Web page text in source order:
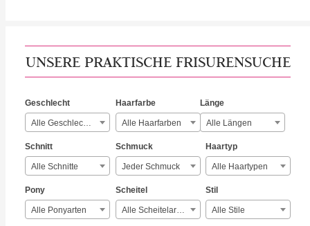
UNSERE PRAKTISCHE FRISURENSUCHE
Geschlecht
Alle Geschlechter
Haarfarbe
Alle Haarfarben
Länge
Alle Längen
Schnitt
Alle Schnitte
Schmuck
Jeder Schmuck
Haartyp
Alle Haartypen
Pony
Alle Ponyarten
Scheitel
Alle Scheitelarten
Stil
Alle Stile